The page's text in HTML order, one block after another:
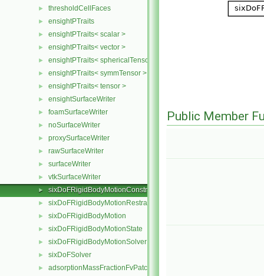
► thresholdCellFaces
► ensightPTraits
► ensightPTraits< scalar >
► ensightPTraits< vector >
► ensightPTraits< sphericalTensor >
► ensightPTraits< symmTensor >
► ensightPTraits< tensor >
► ensightSurfaceWriter
► foamSurfaceWriter
► noSurfaceWriter
► proxySurfaceWriter
► rawSurfaceWriter
► surfaceWriter
► vtkSurfaceWriter
► sixDoFRigidBodyMotionConstraint
► sixDoFRigidBodyMotionRestraint
► sixDoFRigidBodyMotion
► sixDoFRigidBodyMotionState
► sixDoFRigidBodyMotionSolver
► sixDoFSolver
► adsorptionMassFractionFvPatchScalarField
Public Member